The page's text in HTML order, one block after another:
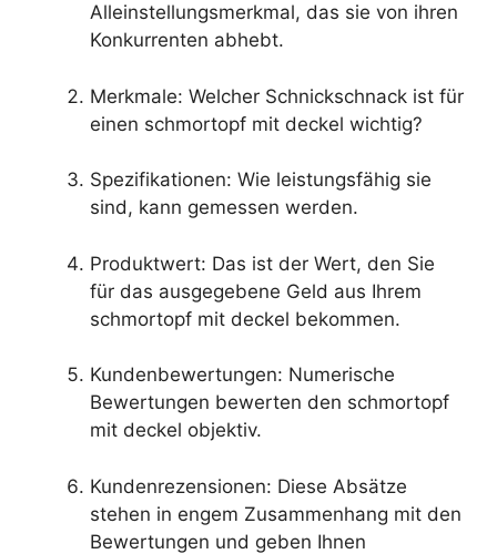
Alleinstellungsmerkmal, das sie von ihren
Konkurrenten abhebt.
Merkmale: Welcher Schnickschnack ist für
einen schmortopf mit deckel wichtig?
Spezifikationen: Wie leistungsfähig sie
sind, kann gemessen werden.
Produktwert: Das ist der Wert, den Sie
für das ausgegebene Geld aus Ihrem
schmortopf mit deckel bekommen.
Kundenbewertungen: Numerische
Bewertungen bewerten den schmortopf
mit deckel objektiv.
Kundenrezensionen: Diese Absätze
stehen in engem Zusammenhang mit den
Bewertungen und geben Ihnen